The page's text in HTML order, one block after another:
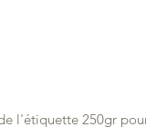
l'étiquette 250gr